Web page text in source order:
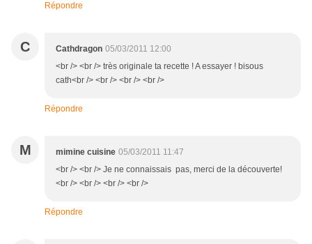
Répondre
C Cathdragon 05/03/2011 12:00
<br /> <br /> très originale ta recette ! A essayer ! bisous
cath<br /> <br /> <br /> <br />
Répondre
M mimine cuisine 05/03/2011 11:47
<br /> <br /> Je ne connaissais pas, merci de la découverte!
<br /> <br /> <br /> <br />
Répondre